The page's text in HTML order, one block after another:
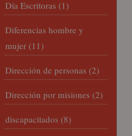
Día Escritoras (1)
Diferencias hombre y
mujer (11)
Dirección de personas (2)
Dirección por misiones (2)
discapacitados (8)